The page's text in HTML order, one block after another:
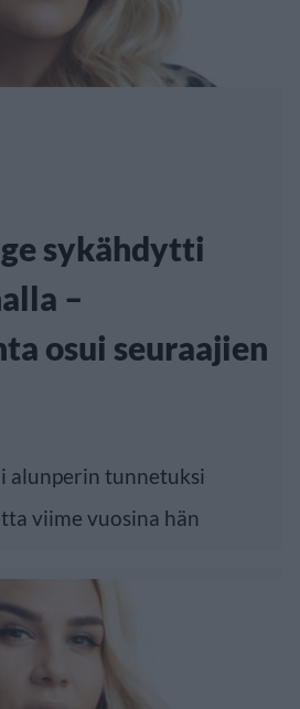
sykähdytti
–
osui seuraajien
alunperin tunnetuksi
viime vuosina hän